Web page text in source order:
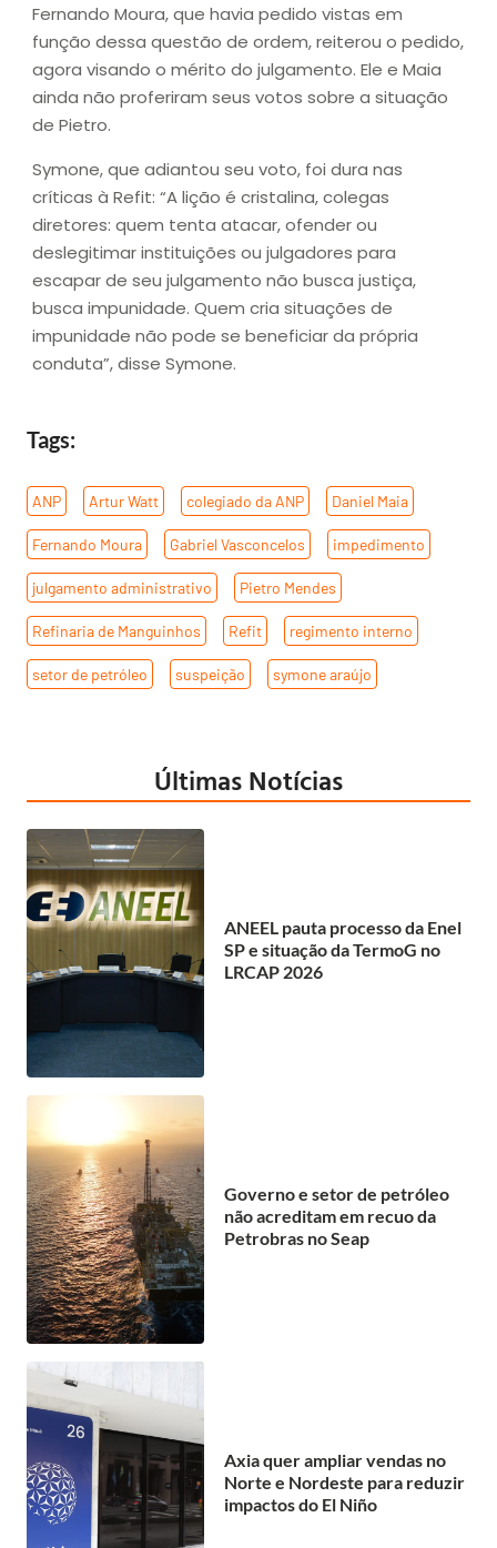
Fernando Moura, que havia pedido vistas em
função dessa questão de ordem, reiterou o pedido,
agora visando o mérito do julgamento. Ele e Maia
ainda não proferiram seus votos sobre a situação
de Pietro.
Symone, que adiantou seu voto, foi dura nas
críticas à Refit: “A lição é cristalina, colegas
diretores: quem tenta atacar, ofender ou
deslegitimar instituições ou julgadores para
escapar de seu julgamento não busca justiça,
busca impunidade. Quem cria situações de
impunidade não pode se beneficiar da própria
conduta”, disse Symone.
Tags:
ANP Artur Watt colegiado da ANP Daniel Maia
Fernando Moura Gabriel Vasconcelos impedimento
julgamento administrativo Pietro Mendes
Refinaria de Manguinhos Refit regimento interno
setor de petróleo suspeição symone araújo
Últimas Notícias
ANEEL pauta processo da Enel
SP e situação da TermoG no
LRCAP 2026
Governo e setor de petróleo
não acreditam em recuo da
Petrobras no Seap
Axia quer ampliar vendas no
Norte e Nordeste para reduzir
impactos do El Niño